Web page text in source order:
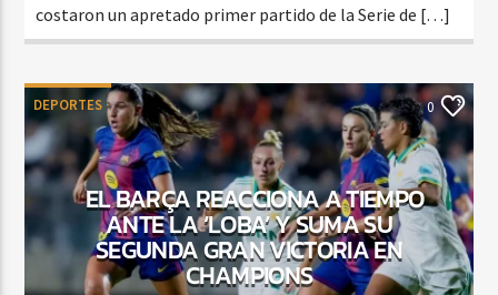
costaron un apretado primer partido de la Serie de […]
DEPORTES 0
EL BARÇA REACCIONA A TIEMPO
ANTE LA ‘LOBA’ Y SUMA SU
SEGUNDA GRAN VICTORIA EN
CHAMPIONS